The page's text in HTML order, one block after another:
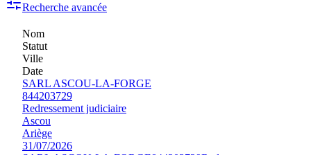
Recherche avancée
Nom
Statut
Ville
Date
SARL ASCOU-LA-FORGE
844203729
Redressement judiciaire
Ascou
Ariège
31/07/2026